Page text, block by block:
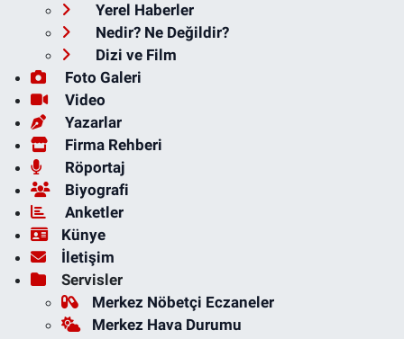
Yerel Haberler
Nedir? Ne Değildir?
Dizi ve Film
Foto Galeri
Video
Yazarlar
Firma Rehberi
Röportaj
Biyografi
Anketler
Künye
İletişim
Servisler
Merkez Nöbetçi Eczaneler
Merkez Hava Durumu